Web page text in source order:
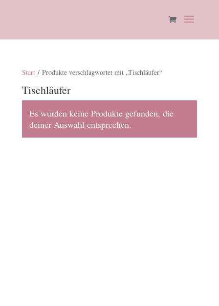
Start/ Produkte verschlagwortet mit „Tischläufer“
Tischläufer
Es wurden keine Produkte gefunden, die
deiner Auswahl entsprechen.